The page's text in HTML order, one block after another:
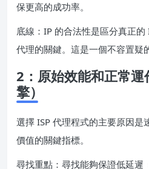
保更高的成功率。
底線：IP 的合法性是區分真正
代理的關鍵。這是一個不容置疑
2：原始效能和正常運
擎）
選擇 ISP 代理程式的主要原因是
價值的關鍵指標。
尋找重點：尋找能夠保證低延遲